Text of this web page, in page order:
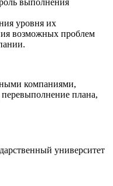
выполнения
уровня их
возможных проблем
компаниями,
плана,
университет